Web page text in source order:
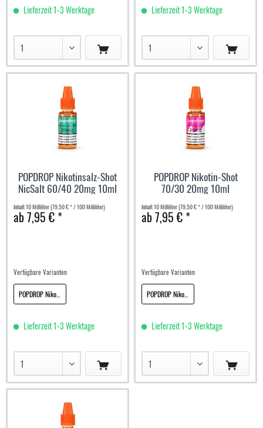
Lieferzeit 1-3 Werktage Lieferzeit 1-3 Werktage
POPDROP Nikotinsalz-Shot
NicSalt 60/40 20mg 10ml
Inhalt10 Milliliter(79,50 € * / 100 Milliliter)
ab 7,95 € *
Verfügbare Varianten
Lieferzeit 1-3 Werktage
POPDROP Nikotin-Shot
70/30 20mg 10ml
Inhalt10 Milliliter(79,50 € * / 100 Milliliter)
ab 7,95 € *
Verfügbare Varianten
Lieferzeit 1-3 Werktage